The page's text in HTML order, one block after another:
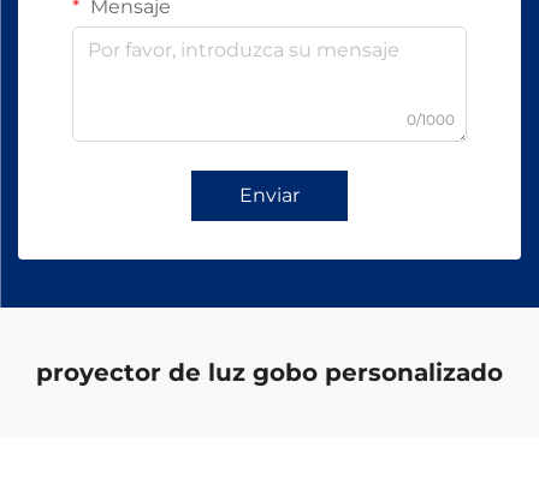
Mensaje
0/1000
Enviar
proyector de luz gobo personalizado